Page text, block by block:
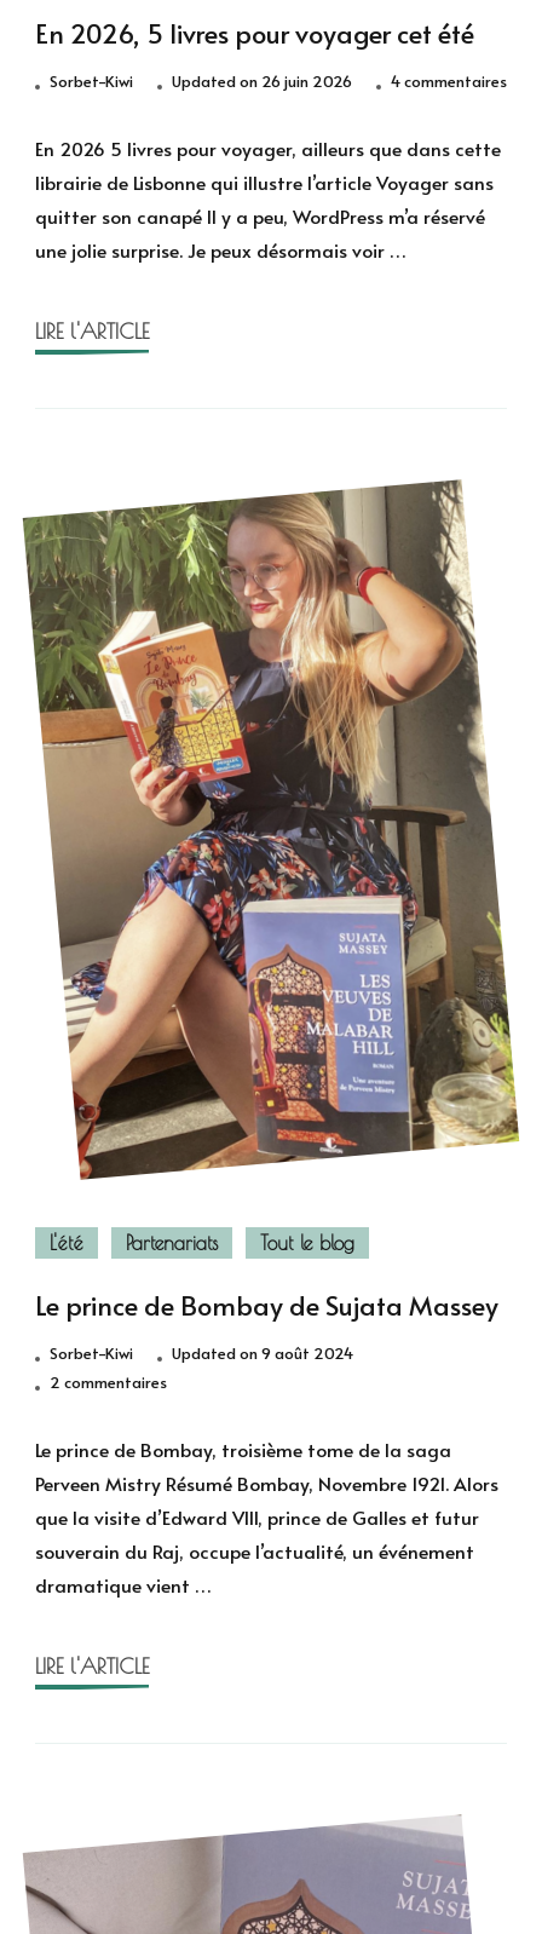
En 2026, 5 livres pour voyager cet été
Sorbet-Kiwi Updated on 26 juin 2026 4 commentairessur
En 2026 5 livres pour voyager, ailleurs que dans cette
librairie de Lisbonne qui illustre l’article Voyager sans
quitter son canapé Il y a peu, WordPress m’a réservé
une jolie surprise. Je peux désormais voir …
LIRE l'ARTICLE
L'été Partenariats Tout le blog
Le prince de Bombay de Sujata Massey
Sorbet-Kiwi Updated on9 août 2024
2 commentairessur
prince
Bombay
de
Sujata
Massey
Le prince de Bombay, troisième tome de la saga
Perveen Mistry Résumé Bombay, Novembre 1921. Alors
que la visite d’Edward VIII, prince de Galles et futur
souverain du Raj, occupe l’actualité, un événement
dramatique vient …
LIRE l'ARTICLE